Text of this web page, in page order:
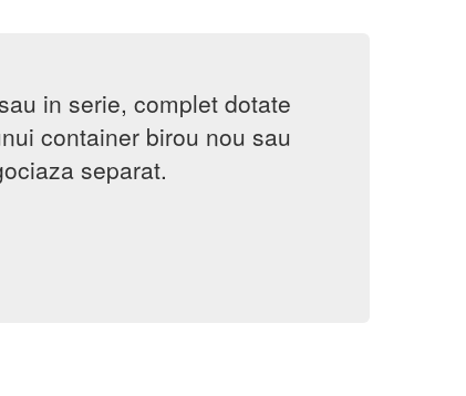
in serie, complet dotate
container birou nou sau
separat.